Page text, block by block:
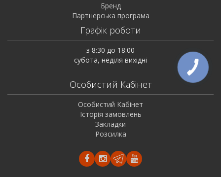
Бренд
Партнерська програма
Графік роботи
з 8:30 до 18:00
субота, неділя вихідні
Особистий Кабінет
Особистий Кабінет
Історія замовлень
Закладки
Розсилка